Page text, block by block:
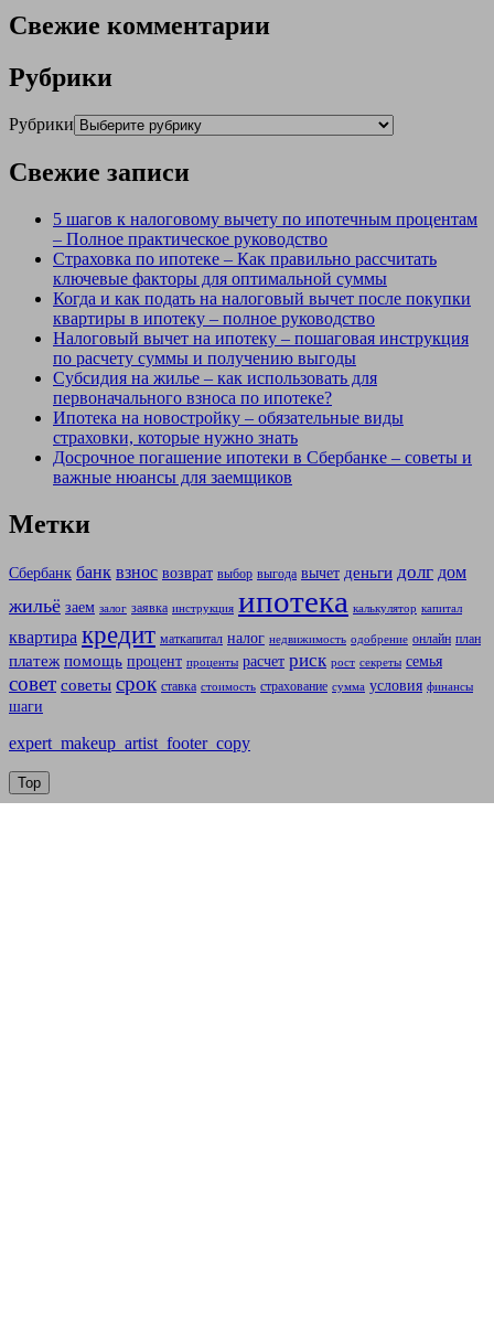
Свежие комментарии
Рубрики
Рубрики
Свежие записи
5 шагов к налоговому вычету по ипотечным процентам
– Полное практическое руководство
Страховка по ипотеке – Как правильно рассчитать
ключевые факторы для оптимальной суммы
Когда и как подать на налоговый вычет после покупки
квартиры в ипотеку – полное руководство
Налоговый вычет на ипотеку – пошаговая инструкция
по расчету суммы и получению выгоды
Субсидия на жилье – как использовать для
первоначального взноса по ипотеке?
Ипотека на новостройку – обязательные виды
страховки, которые нужно знать
Досрочное погашение ипотеки в Сбербанке – советы и
важные нюансы для заемщиков
Метки
Сбербанк банк взнос возврат выбор выгода вычет деньги долг дом
жильё заем залог заявка инструкция ипотека калькулятор капитал
квартира кредит маткапитал налог недвижимость одобрение онлайн план
платеж помощь процент проценты расчет риск рост секреты семья
совет советы срок ставка стоимость страхование сумма условия финансы
шаги
expert_makeup_artist_footer_copy
Top